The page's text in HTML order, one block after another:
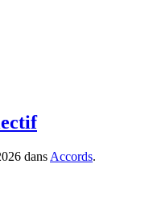
dans Accords.